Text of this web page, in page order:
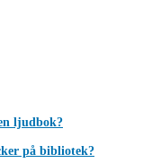
ljudbok?
på bibliotek?